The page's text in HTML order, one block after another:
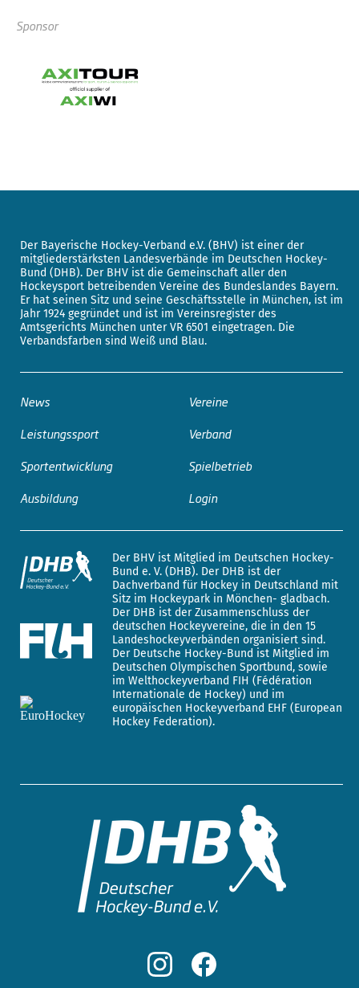
Sponsor
Der Bayerische Hockey-Verband e.V. (BHV) ist einer der
mitgliederstärksten Landesverbände im Deutschen Hockey-
Bund (DHB). Der BHV ist die Gemeinschaft aller den
Hockeysport betreibenden Vereine des Bundeslandes Bayern.
Er hat seinen Sitz und seine Geschäftsstelle in München, ist im
Jahr 1924 gegründet und ist im Vereinsregister des
Amtsgerichts München unter VR 6501 eingetragen. Die
Verbandsfarben sind Weiß und Blau.
News
Leistungssport
Sportentwicklung
Ausbildung
Vereine
Verband
Spielbetrieb
Login
Der BHV ist Mitglied im Deutschen Hockey-
Bund e. V. (DHB). Der DHB ist der
Dachverband für Hockey in Deutschland mit
Sitz im Hockeypark in Mönchen- gladbach.
Der DHB ist der Zusammenschluss der
deutschen Hockeyvereine, die in den 15
Landeshockeyverbänden organisiert sind.
Der Deutsche Hockey-Bund ist Mitglied im
Deutschen Olympischen Sportbund, sowie
im Welthockeyverband FIH (Fédération
Internationale de Hockey) und im
europäischen Hockeyverband EHF (European
Hockey Federation).